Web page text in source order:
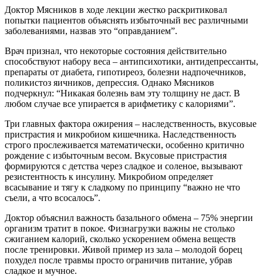
Доктор Мясников в ходе лекции жестко раскритиковал
попытки пациентов объяснять избыточный вес различными
заболеваниями, назвав это “оправданием”.
Врач признал, что некоторые состояния действительно
способствуют набору веса – антипсихотики, антидепрессанты,
препараты от диабета, гипотиреоз, болезни надпочечников,
поликистоз яичников, депрессия. Однако Мясников
подчеркнул: “Никакая болезнь вам эту толщину не даст. В
любом случае все упирается в арифметику с калориями”.
Три главных фактора ожирения – наследственность, вкусовые
пристрастия и микробиом кишечника. Наследственность
строго прослеживается математически, особенно критично
рождение с избыточным весом. Вкусовые пристрастия
формируются с детства через сладкое и соленое, вызывают
резистентность к инсулину. Микробиом определяет
всасывание и тягу к сладкому по принципу “важно не что
съели, а что всосалось”.
Доктор объяснил важность базального обмена – 75% энергии
организм тратит в покое. Физнагрузки важны не столько
сжиганием калорий, сколько ускорением обмена веществ
после тренировки. Живой пример из зала – молодой борец
похудел после травмы просто ограничив питание, убрав
сладкое и мучное.